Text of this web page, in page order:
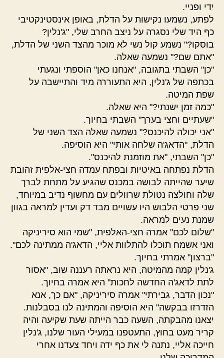
ידי ופניי.
לפתע, נשמעו נקישות על הדלת, באופן אינסטינקטיבי
כף היד שלי נסגרה על ניצב החרב שלי, "ג'נלין?
בוסקו?" נשמע קול נשי לא מוכר מהצד השני של הדלת,
"אתם שם?" נשמעה שאלה.
"כן" השבתי בתגובה, "אנחנו כאן" הוספתי ונגעתי
בכתפה של ג'נלין, היא התעוררה מיד והתיישבה על
שפת המיטה.
"כמה זמן ישנתי?" היא שאלה.
"שעתיים וחצי בערך" השבתי בחיוך.
"אני יכולה להיכנס?" נשמעה שאלה הצד השני של
הדלת, "הדאג'ה שלחה אותי" היא הוסיפה.
"כן" השבתי, "את מוזמנת להיכנס".
הדלת נפתחה באיטיות ובפתח עמדה חצי-אלפית זהובת
שיער שהייתה לבושה במכנס שהגיע על מתחת לברך
שלה וחולצה נטולת שרוולים עם מחשוף נדיב במיוחד,
שני פרטי הלבוש היו עשויים מבד דק ועדין למראה בגוון
שמנת נעים למראה.
"שלום לכם" אמרה חצי-האלפית, "שמי הוא סיריניקה
ואני אשמח תוכלו להתלוות אליי, הדאג'ה ממתינה לכם".
"ברצון" אמרתי בחיוך.
ג'נלין קמה מהמיטה, היא נראתה רעננה שוב, "אסור
לתת לדאג'ה החדשה לחכות" היא אמרה בחיוך.
"נכון הדבר, גבירתי" אמרה סיריניקה, "אם כך, אנא
הזדרזו בבקשה" היא הוסיפה והמתינה לנו בסבלנות.
יצאנו מהבקתה, השעה כבר הייתה שעת שקיעה והיה
קריר מעט בחוץ, התעטפנו במעילי העור שלנו, ג'נלין
חייכה אליי, נתנה לי את כף ידה ויחד צעדנו אחרי